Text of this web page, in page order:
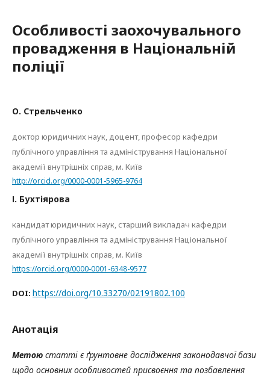
Особливості заохочувального
провадження в Національній
поліції
О. Стрельченко
доктор юридичних наук, доцент, професор кафедри
публічного управління та адміністрування Національної
академії внутрішніх справ, м. Київ
http://orcid.org/0000-0001-5965-9764
І. Бухтіярова
кандидат юридичних наук, старший викладач кафедри
публічного управління та адміністрування Національної
академії внутрішніх справ, м. Київ
https://orcid.org/0000-0001-6348-9577
DOI: https://doi.org/10.33270/02191802.100
Анотація
Метою статті є ґрунтовне дослідження законодавчої бази
щодо основних особливостей присвоєння та позбавлення